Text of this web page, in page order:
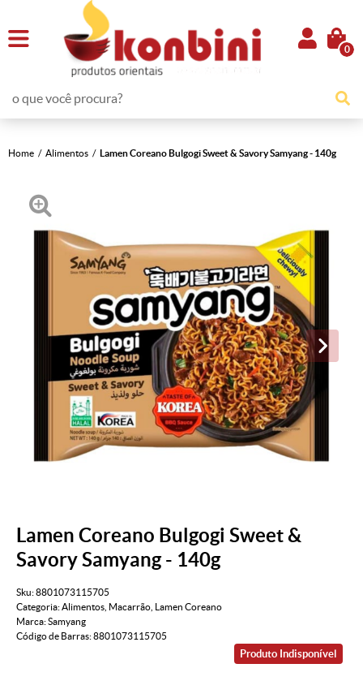
0
Home Alimentos Lamen Coreano Bulgogi Sweet & Savory Samyang - 140g
Lamen Coreano Bulgogi Sweet &
Savory Samyang - 140g
Sku:8801073115705
Categoria:Alimentos Macarrão
Lamen Coreano
Marca:Samyang
Código de Barras:8801073115705
Produto Indisponível